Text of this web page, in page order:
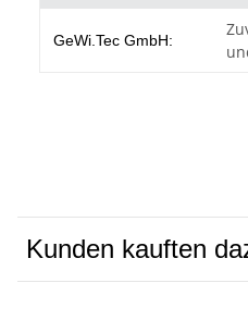
GeWi.Tec GmbH:
Kunden kauften